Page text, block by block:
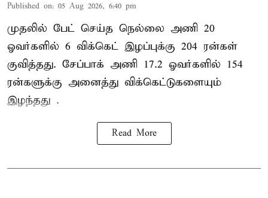
Published on: 05 Aug 2026, 6:40 pm
முதலில் பேட் செய்த நெல்லை அணி 20
ஓவர்களில் 6 விக்கெட் இழப்புக்கு 204 ரன்கள்
குவித்தது. சேப்பாக் அணி 17.2 ஓவர்களில் 154
ரன்களுக்கு அனைத்து விக்கெட்டுகளையும்
இழந்தது .
Read More